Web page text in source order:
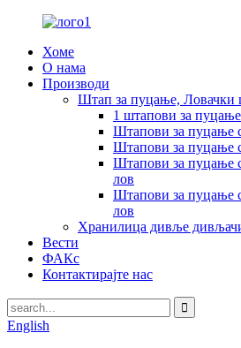
Хоме
О нама
Производи
Штап за пуцање, Ловачки
1 штапови за
Штапови за пуцање
Штапови за пуцање
Штапови за пуцање
лов
Штапови за пуцање
лов
Хранилица дивље
Вести
ФАКс
Контактирајте нас
English